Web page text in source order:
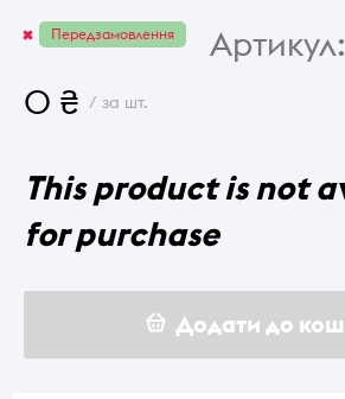
Передзамовлення Артикул:
0 ₴ / за шт.
This product is not
for purchase
Додати до